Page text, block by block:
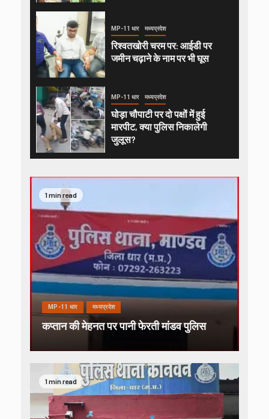
MP-11 धार मध्यप्रदेश
रिश्वतखोरी चरम पर: आईडी पर
जमीन चढ़ाने के नाम पर भी घूस
MP-11 धार मध्यप्रदेश
घोड़ा चौपाटी पर दो पक्षों में हुई
मारपीट, क्या पुलिस निकालेगी
जुलूस?
1 min read
MP-11 धार मध्यप्रदेश
कप्तान की मेहनत पर पानी फेरती मांडव पुलिस
1 min read